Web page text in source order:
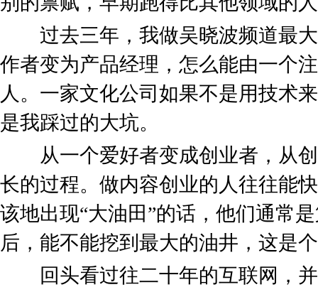
过去三年，我做吴晓波频道最大
作者变为产品经理，怎么能由一个
人。一家文化公司如果不是用技术
是我踩过的大坑。
从一个爱好者变成创业者，从创
长的过程。做内容创业的人往往能
该地出现“大油田”的话，他们通常
后，能不能挖到最大的油井，这是
回头看过往二十年的互联网，并